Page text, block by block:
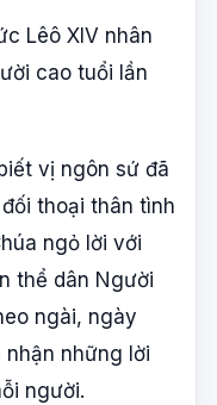
Lêô XIV nhân
cao tuổi lần
vị ngôn sứ đã
thoại thân tình
ngỏ lời với
thể dân Người
ngài, ngày
những lời
người.